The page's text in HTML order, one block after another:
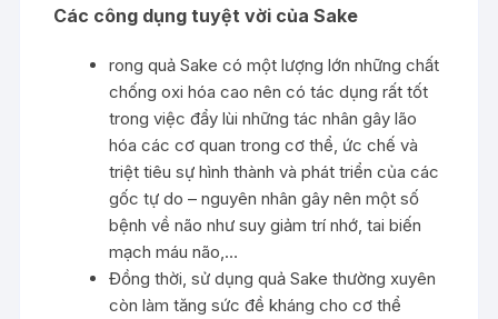
Các công dụng tuyệt vời của Sake
rong quả Sake có một lượng lớn những chất
chống oxi hóa cao nên có tác dụng rất tốt
trong việc đẩy lùi những tác nhân gây lão
hóa các cơ quan trong cơ thể, ức chế và
triệt tiêu sự hình thành và phát triển của các
gốc tự do – nguyên nhân gây nên một số
bệnh về não như suy giảm trí nhớ, tai biến
mạch máu não,…
Đồng thời, sử dụng quả Sake thường xuyên
còn làm tăng sức đề kháng cho cơ thể